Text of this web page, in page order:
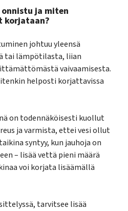
ja miten
korjataan?
johtuu yleensä
tai lämpötilasta, liian
vaivaamisesta.
helposti korjattavissa
on todennäköisesti kuollut
ja varmista, ettei vesi ollut
syntyy, kun jauhoja on
– lisää vettä pieni määrä
voi korjata lisäämällä
tarvitsee lisää